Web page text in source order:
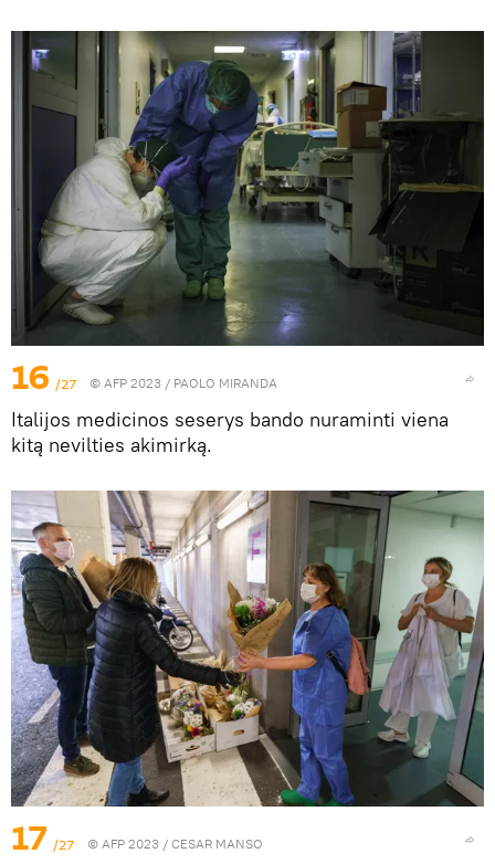
16 /27 © AFP 2023 / PAOLO MIRANDA
Italijos medicinos seserys bando nuraminti viena
kitą nevilties akimirką.
17 /27 © AFP 2023 / CESAR MANSO